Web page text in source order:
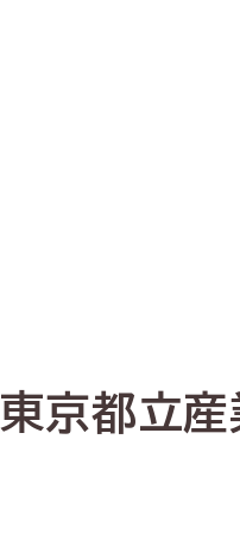
東京都立